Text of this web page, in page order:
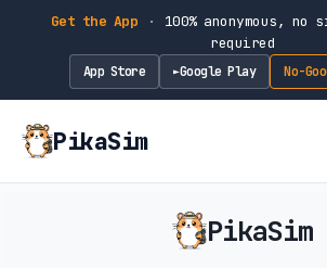
Get the App ·
100% anonymous, no
required
App Store ►Google Play No-
PikaSim
PikaSim